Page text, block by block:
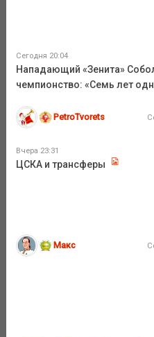
Сегодня 20:04
Нападающий «Зенита»
чемпионство: «Семь лет
PetroTvorets
Вчера 23:31
ЦСКА и трансферы
Макс